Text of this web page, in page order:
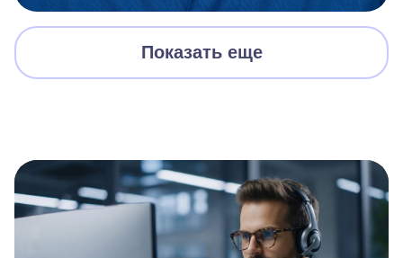
Показать еще